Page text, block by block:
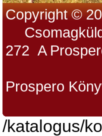
Copyright ©
272 A
Prospero
/katalogus/